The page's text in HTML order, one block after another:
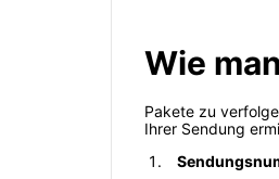
Wie
Pakete zu
Ihrer Sendung